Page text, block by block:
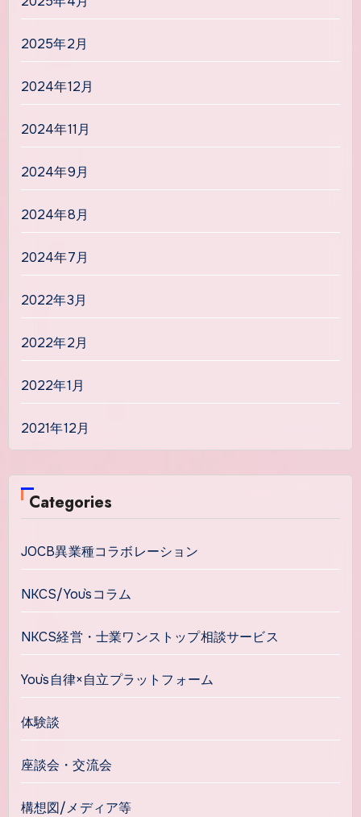
2025年2月
2024年12月
2024年11月
2024年9月
2024年8月
2024年7月
2022年3月
2022年2月
2022年1月
2021年12月
Categories
JOCB異業種コラボレーション
NKCS/You`sコラム
NKCS経営・士業ワンストップ相談サービス
You`s自律×自立プラットフォーム
体験談
座談会・交流会
構想図/メディア等